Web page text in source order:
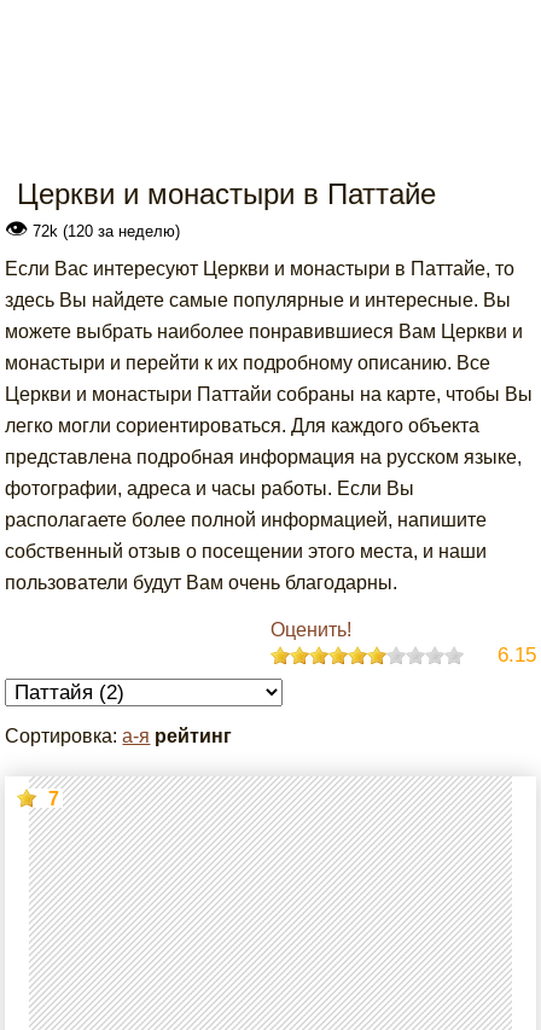
Церкви и монастыри в Паттайе
👁 72k (120 за неделю)
Если Вас интересуют Церкви и монастыри в Паттайе, то
здесь Вы найдете самые популярные и интересные. Вы
можете выбрать наиболее понравившиеся Вам Церкви и
монастыри и перейти к их подробному описанию. Все
Церкви и монастыри Паттайи собраны на карте, чтобы Вы
легко могли сориентироваться. Для каждого объекта
представлена подробная информация на русском языке,
фотографии, адреса и часы работы. Если Вы
располагаете более полной информацией, напишите
собственный отзыв о посещении этого места, и наши
пользователи будут Вам очень благодарны.
Оценить!
6.15
Сортировка:а-я рейтинг
7